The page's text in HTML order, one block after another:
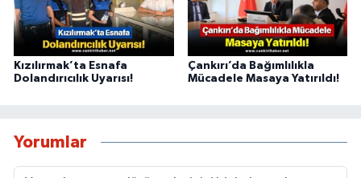
Kızılırmak’ta Esnafa
Dolandırıcılık Uyarısı!
Çankırı’da Bağımlılıkla
Mücadele Masaya Yatırıldı!
Yorumlar